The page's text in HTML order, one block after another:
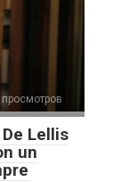
Lellis
un